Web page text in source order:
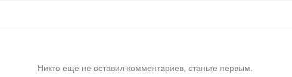
Никто ещё не оставил комментариев, станьте первым.